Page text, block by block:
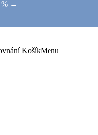
% →
KošíkMenu